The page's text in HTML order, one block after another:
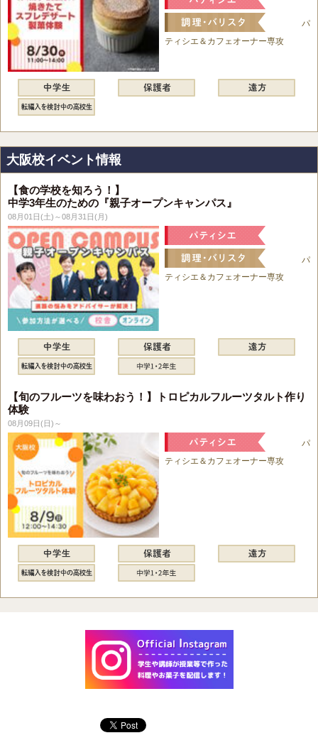
パ
ティシエ＆カフェオーナー専攻
大阪校イベント情報
【食の学校を知ろう！】
中学3年生のための『親子オープンキャンパス』
08月01日(土)～08月31日(月)
パ
ティシエ＆カフェオーナー専攻
【旬のフルーツを味わおう！】トロピカルフルーツタルト作り
体験
08月09日(日)～
パ
ティシエ＆カフェオーナー専攻